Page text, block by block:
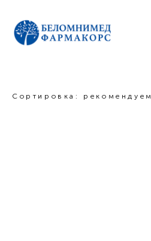
Сортировка: рекомендуем